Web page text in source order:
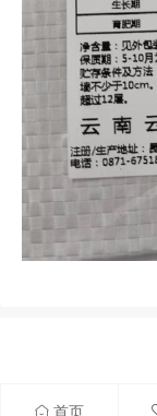
首页